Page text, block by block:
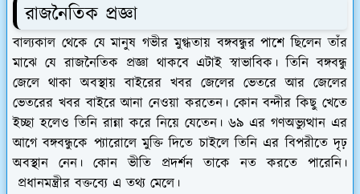
রাজনৈতিক প্রজ্ঞা
বাল্যকাল থেকে যে মানুষ গভীর মুগ্ধতায় বঙ্গবন্ধুর পাশে ছিলেন তাঁর
মাঝে যে রাজনৈতিক প্রজ্ঞা থাকবে এটাই স্বাভাবিক। তিনি বঙ্গবন্ধু
জেলে থাকা অবস্থায় বাইরের খবর জেলের ভেতরে আর জেলের
ভেতরের খবর বাইরে আনা নেওয়া করতেন। কোন বন্দীর কিছু খেতে
ইচ্ছা হলেও তিনি রান্না করে নিয়ে যেতেন। ৬৯ এর গণঅভ্যুত্থান এর
আগে বঙ্গবন্ধুকে প্যারোলে মুক্তি দিতে চাইলে তিনি এর বিপরীতে দৃঢ়
অবস্থান নেন। কোন ভীতি প্রদর্শন তাকে নত করতে পারেনি।
প্রধানমন্ত্রীর বক্তব্যে এ তথ্য মেলে।